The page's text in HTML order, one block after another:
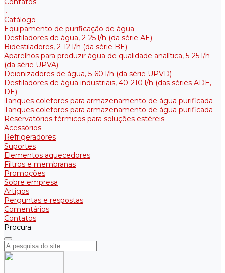
...
Catálogo
Equipamento de purificação de água
Destiladores de água, 2-25 l/h (da série АE)
Bidestiladores, 2-12 l/h (da série BE)
Aparelhos para produzir água de qualidade analítica, 5-25 l/h
(da série UPVA)
Deionizadores de água, 5-60 l/h (da série UPVD)
Destiladores de água industriais, 40-210 l/h (das séries ADE,
DE)
Tanques coletores para armazenamento de água purificada
Tanques coletores para armazenamento de água purificada
Reservatórios térmicos para soluções estéreis
Acessórios
Refrigeradores
Suportes
Elementos aquecedores
Filtros e membranas
Promoções
Sobre empresa
Artigos
Perguntas e respostas
Comentários
Contatos
Procura